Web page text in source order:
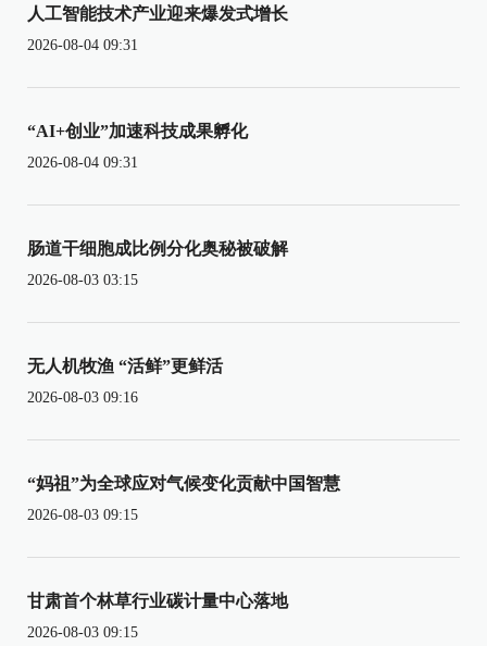
人工智能技术产业迎来爆发式增长
2026-08-04 09:31
“AI+创业”加速科技成果孵化
2026-08-04 09:31
肠道干细胞成比例分化奥秘被破解
2026-08-03 03:15
无人机牧渔 “活鲜”更鲜活
2026-08-03 09:16
“妈祖”为全球应对气候变化贡献中国智慧
2026-08-03 09:15
甘肃首个林草行业碳计量中心落地
2026-08-03 09:15